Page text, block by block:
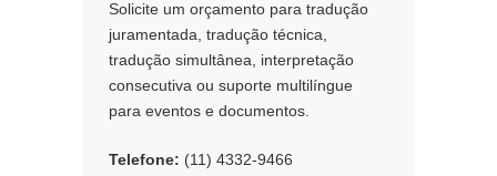
Solicite um orçamento para tradução
juramentada, tradução técnica,
tradução simultânea, interpretação
consecutiva ou suporte multilíngue
para eventos e documentos.
Telefone: (11) 4332-9466